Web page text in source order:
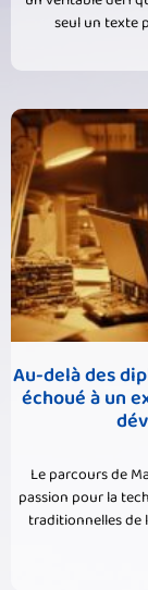
seul un texte
Au-delà des
échoué à un
Le parcours de
passion pour la
traditionnelles de